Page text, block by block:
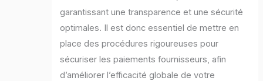
garantissant une transparence et une sécurité
optimales. Il est donc essentiel de mettre en
place des procédures rigoureuses pour
sécuriser les paiements fournisseurs, afin
d’améliorer l’efficacité globale de votre